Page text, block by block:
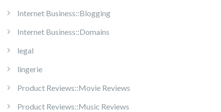
Internet Business::Blogging
Internet Business::Domains
legal
lingerie
Product Reviews::Movie Reviews
Product Reviews::Music Reviews